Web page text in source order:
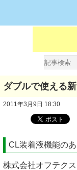
ダブルで使える
2011年3月9日 18:30
CL装着液機能の
株式会社オフテク